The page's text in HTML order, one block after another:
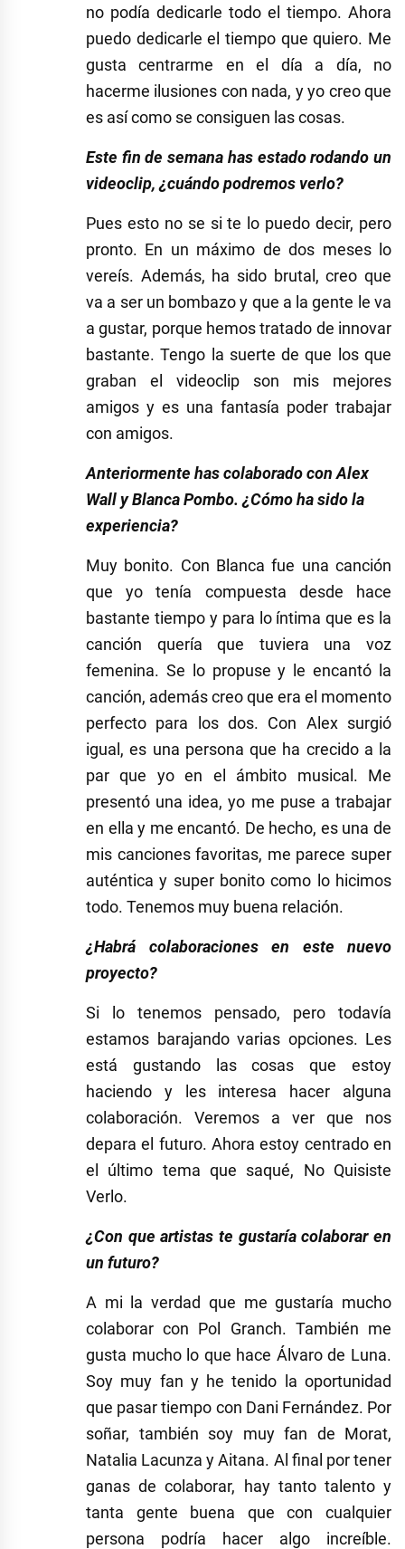
no podía dedicarle todo el tiempo. Ahora
puedo dedicarle el tiempo que quiero. Me
gusta centrarme en el día a día, no
hacerme ilusiones con nada, y yo creo que
es así como se consiguen las cosas.
Este fin de semana has estado rodando un
videoclip, ¿cuándo podremos verlo?
Pues esto no se si te lo puedo decir, pero
pronto. En un máximo de dos meses lo
vereís. Además, ha sido brutal, creo que
va a ser un bombazo y que a la gente le va
a gustar, porque hemos tratado de innovar
bastante. Tengo la suerte de que los que
graban el videoclip son mis mejores
amigos y es una fantasía poder trabajar
con amigos.
Anteriormente has colaborado con Alex
Wall y Blanca Pombo. ¿Cómo ha sido la
experiencia?
Muy bonito. Con Blanca fue una canción
que yo tenía compuesta desde hace
bastante tiempo y para lo íntima que es la
canción quería que tuviera una voz
femenina. Se lo propuse y le encantó la
canción, además creo que era el momento
perfecto para los dos. Con Alex surgió
igual, es una persona que ha crecido a la
par que yo en el ámbito musical. Me
presentó una idea, yo me puse a trabajar
en ella y me encantó. De hecho, es una de
mis canciones favoritas, me parece super
auténtica y super bonito como lo hicimos
todo. Tenemos muy buena relación.
¿Habrá colaboraciones en este nuevo
proyecto?
Si lo tenemos pensado, pero todavía
estamos barajando varias opciones. Les
está gustando las cosas que estoy
haciendo y les interesa hacer alguna
colaboración. Veremos a ver que nos
depara el futuro. Ahora estoy centrado en
el último tema que saqué, No Quisiste
Verlo.
¿Con que artistas te gustaría colaborar en
un futuro?
A mi la verdad que me gustaría mucho
colaborar con Pol Granch. También me
gusta mucho lo que hace Álvaro de Luna.
Soy muy fan y he tenido la oportunidad
que pasar tiempo con Dani Fernández. Por
soñar, también soy muy fan de Morat,
Natalia Lacunza y Aitana. Al final por tener
ganas de colaborar, hay tanto talento y
tanta gente buena que con cualquier
persona podría hacer algo increíble.